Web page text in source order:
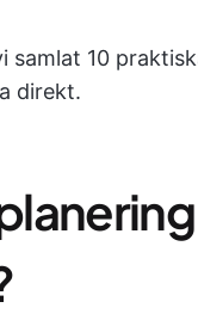
samlat 10
direkt.